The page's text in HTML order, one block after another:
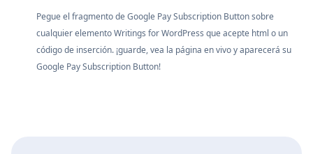
Pegue el fragmento de Google Pay Subscription Button sobre
cualquier elemento Writings for WordPress que acepte html o un
código de inserción. ¡guarde, vea la página en vivo y aparecerá su
Google Pay Subscription Button!